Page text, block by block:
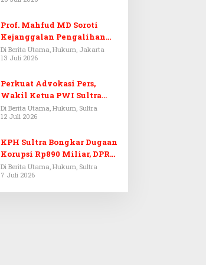
Prof. Mahfud MD Soroti
Kejanggalan Pengalihan
Penyelidikan Tersangka
Febrie Adriansyah
Di Berita Utama, Hukum, Jakarta
13 Juli 2026
Perkuat Advokasi Pers,
Wakil Ketua PWI Sultra
Resmi Dilantik Menjadi
Advokat PERADI
Di Berita Utama, Hukum, Sultra
12 Juli 2026
KPH Sultra Bongkar Dugaan
Korupsi Rp890 Miliar, DPRD
Sultra Gelar RDP
Di Berita Utama, Hukum, Sultra
7 Juli 2026